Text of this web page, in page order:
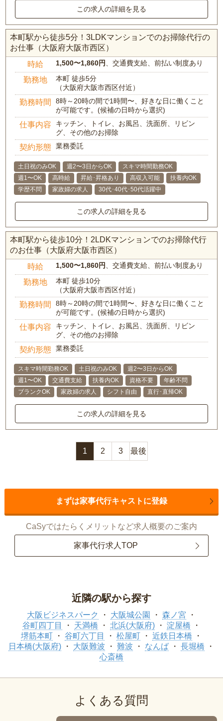
この求人の詳細を見る
本町駅から徒歩5分！3LDKマンションでのお掃除代行の
お仕事（大阪府大阪市西区）
時給 1,500〜1,860円 、交通費支給、前払い制度あり
勤務地
本町 徒歩5分
（大阪府大阪市西区付近）
勤務時間
8時～20時の間で1時間〜、好きな日に働くこと
が可能です。(候補の日時から選択)
仕事内容
キッチン、トイレ、お風呂、洗面所、リビン
グ、その他のお掃除
契約形態 業務委託
土日祝のみOK 週2〜3日からOK
スキマ時間勤務OK
週1〜OK
高時給 昇給･昇格あり 高収入可能
扶養内OK
学歴不問
家政婦の求人 30代･40代･50代活躍中
この求人の詳細を見る
本町駅から徒歩10分！2LDKマンションでのお掃除代行
のお仕事（大阪府大阪市西区）
時給 1,500〜1,860円 、交通費支給、前払い制度あり
勤務地
本町 徒歩10分
（大阪府大阪市西区付近）
勤務時間
8時～20時の間で1時間〜、好きな日に働くこと
が可能です。(候補の日時から選択)
仕事内容
キッチン、トイレ、お風呂、洗面所、リビン
グ、その他のお掃除
契約形態 業務委託
スキマ時間勤務OK 土日祝のみOK
週2〜3日からOK
週1〜OK
交通費支給 扶養内OK 資格不要
年齢不問
ブランクOK
家政婦の求人 シフト自由 直行･直帰OK
この求人の詳細を見る
1 2 3 最後
まずは家事代行キャストに登録
CaSyではたらくメリットなど求人概要のご案内
家事代行求人TOP
近隣の駅から探す
大阪ビジネスパーク 大阪城公園
森ノ宮
谷町四丁目
天満橋 北浜(大阪府)
淀屋橋
堺筋本町
谷町六丁目 松屋町
近鉄日本橋
日本橋(大阪府)
大阪難波 難波 なんば
長堀橋
心斎橋
よくある質問